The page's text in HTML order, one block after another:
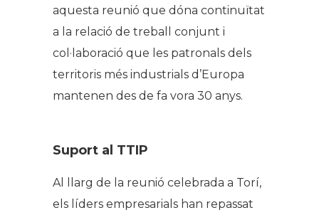
aquesta reunió que dóna continuïtat
a la relació de treball conjunt i
col·laboració que les patronals dels
territoris més industrials d’Europa
mantenen des de fa vora 30 anys.
Suport al TTIP
Al llarg de la reunió celebrada a Torí,
els líders empresarials han repassat